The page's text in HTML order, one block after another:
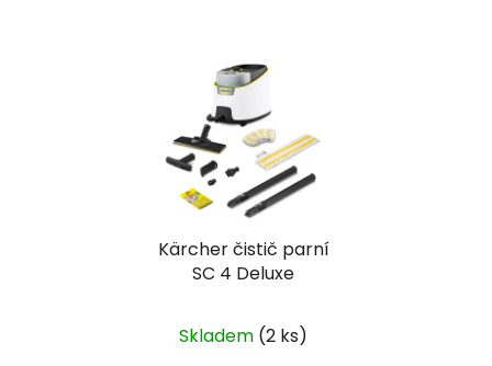
Kärcher čistič parní
SC 4 Deluxe
Skladem (2 ks)